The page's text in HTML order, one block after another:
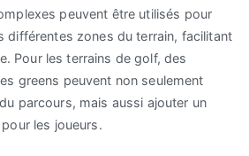
peuvent être utilisés pour
différentes zones du terrain, facilitant
Pour les terrains de golf, des
greens peuvent non seulement
parcours, mais aussi ajouter un
les joueurs.